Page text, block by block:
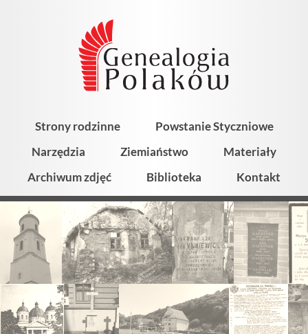
Strony rodzinne
Powstanie Styczniowe
Narzędzia
Ziemiaństwo
Materiały
Archiwum zdjęć
Biblioteka Kontakt